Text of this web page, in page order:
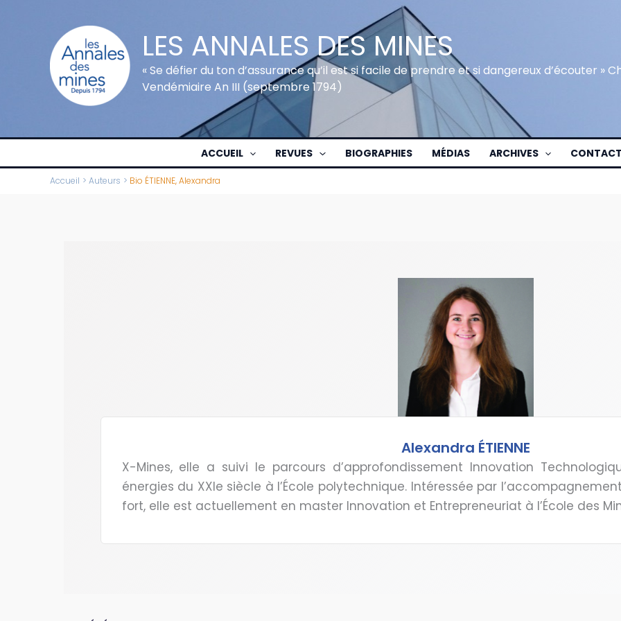
LES ANNALES DES MINES
« Se défier du ton d’assurance qu’il est si facile de prendre et si dangereux d’écouter »
Vendémiaire An III (septembre 1794)
ACCUEIL REVUES BIOGRAPHIES MÉDIAS ARCHIVES CONTACT
Accueil Auteurs Bio ÉTIENNE, Alexandra
Alexandra ÉTIENNE
X-Mines, elle a suivi le parcours d’approfondissement Innovation
énergies du XXIe siècle à l’École polytechnique. Intéressée par
fort, elle est actuellement en master Innovation et Entrepreneuriat à l’École des